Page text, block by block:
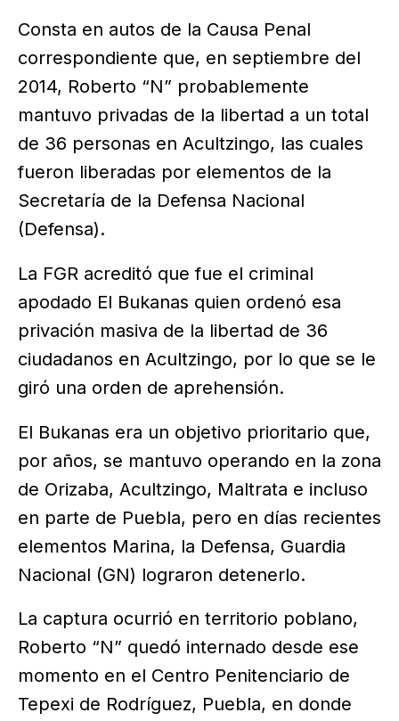
Consta en autos de la Causa Penal
correspondiente que, en septiembre del
2014, Roberto “N” probablemente
mantuvo privadas de la libertad a un total
de 36 personas en Acultzingo, las cuales
fueron liberadas por elementos de la
Secretaría de la Defensa Nacional
(Defensa).
La FGR acreditó que fue el criminal
apodado El Bukanas quien ordenó esa
privación masiva de la libertad de 36
ciudadanos en Acultzingo, por lo que se le
giró una orden de aprehensión.
El Bukanas era un objetivo prioritario que,
por años, se mantuvo operando en la zona
de Orizaba, Acultzingo, Maltrata e incluso
en parte de Puebla, pero en días recientes
elementos Marina, la Defensa, Guardia
Nacional (GN) lograron detenerlo.
La captura ocurrió en territorio poblano,
Roberto “N” quedó internado desde ese
momento en el Centro Penitenciario de
Tepexi de Rodríguez, Puebla, en donde